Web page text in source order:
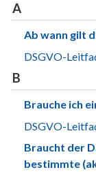
A
Ab wann gilt
DSGVO-
B
Brauche ich
DSGVO-
Braucht der
bestimmte